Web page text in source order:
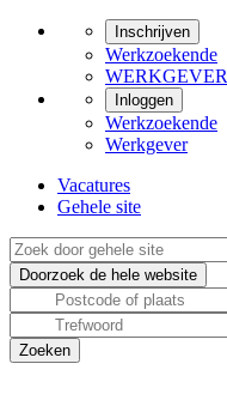
Inschrijven
Werkzoekende
WERKGEVER
Inloggen
Werkzoekende
Werkgever
Vacatures
Gehele site